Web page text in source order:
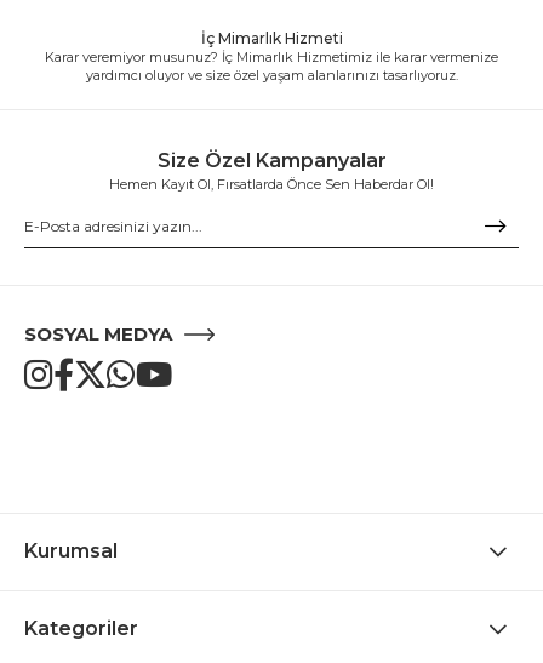
İç Mimarlık Hizmeti
Karar veremiyor musunuz? İç Mimarlık Hizmetimiz ile karar vermenize
yardımcı oluyor ve size özel yaşam alanlarınızı tasarlıyoruz.
Size Özel Kampanyalar
Hemen Kayıt Ol, Fırsatlarda Önce Sen Haberdar Ol!
SOSYAL MEDYA
Kurumsal
Kategoriler